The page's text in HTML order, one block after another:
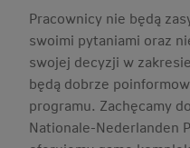
Pracownicy nie będą
swoimi pytaniami oraz
swojej decyzji w
będą dobrze
programu. Zachęcamy
Nationale-Nederlanden